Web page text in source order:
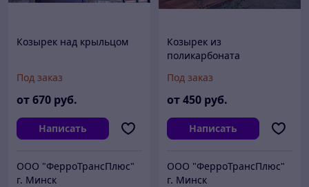
Козырек над крыльцом
Под заказ
от670 руб.
Написать
ООО "ФерроТрансПлюс"
г. Минск
Козырек из
поликарбоната
Под заказ
от450 руб.
Написать
ООО "ФерроТрансПлюс"
г. Минск